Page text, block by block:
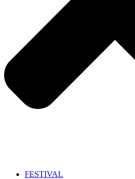
FESTIVAL